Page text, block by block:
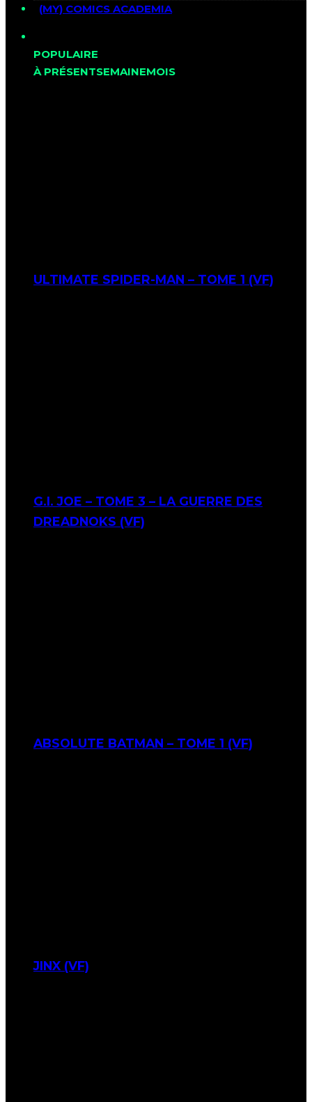
(MY) COMICS ACADEMIA
POPULAIRE
À PRÉSENTSEMAINEMOIS
ULTIMATE SPIDER-MAN – TOME 1 (VF)
G.I. JOE – TOME 3 – LA GUERRE DES
DREADNOKS (VF)
ABSOLUTE BATMAN – TOME 1 (VF)
JINX (VF)